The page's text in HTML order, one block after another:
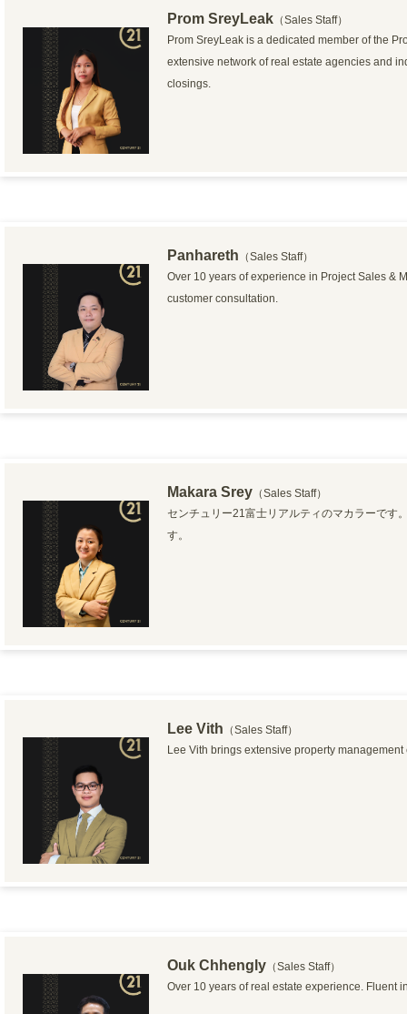
Prom SreyLeak （Sales Staff）
Prom SreyLeak is a dedicated member of the
extensive network of real estate agencies and
closings.
Panhareth （Sales Staff）
Over 10 years of experience in Project Sales &
customer consultation.
Makara Srey （Sales Staff）
センチュリー21富士リアルティのマカラーです
す。
Lee Vith （Sales Staff）
Lee Vith brings extensive property
Ouk Chhengly （Sales Staff）
Over 10 years of real estate experience. Fluent